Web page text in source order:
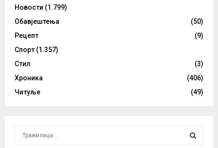
Новости (1.799)
Обавјештења
(50)
Рецепт
(9)
Спорт (1.357)
Стил
(3)
Хроника
(406)
Читуље
(49)